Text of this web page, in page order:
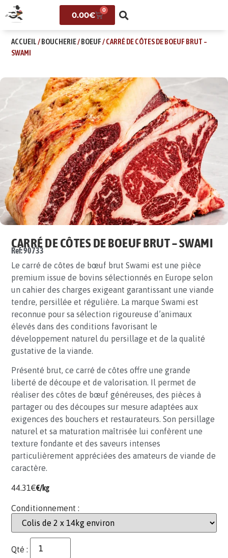
0.00€
0
ACCUEIL/BOUCHERIE/BOEUF/ CARRÉ DE CÔTES DE BOEUF BRUT –
SWAMI
CARRÉ DE CÔTES DE BOEUF BRUT – SWAMI
Ref: 90733
Le carré de côtes de bœuf brut Swami est une pièce
premium issue de bovins sélectionnés en Europe selon
un cahier des charges exigeant garantissant une viande
tendre, persillée et régulière. La marque Swami est
reconnue pour sa sélection rigoureuse d’animaux
élevés dans des conditions favorisant le
développement naturel du persillage et de la qualité
gustative de la viande.
Présenté brut, ce carré de côtes offre une grande
liberté de découpe et de valorisation. Il permet de
réaliser des côtes de bœuf généreuses, des pièces à
partager ou des découpes sur mesure adaptées aux
exigences des bouchers et restaurateurs. Son persillage
naturel et sa maturation maîtrisée lui confèrent une
texture fondante et des saveurs intenses
particulièrement appréciées des amateurs de viande de
caractère.
44.31€€/kg
Conditionnement :
Qté :